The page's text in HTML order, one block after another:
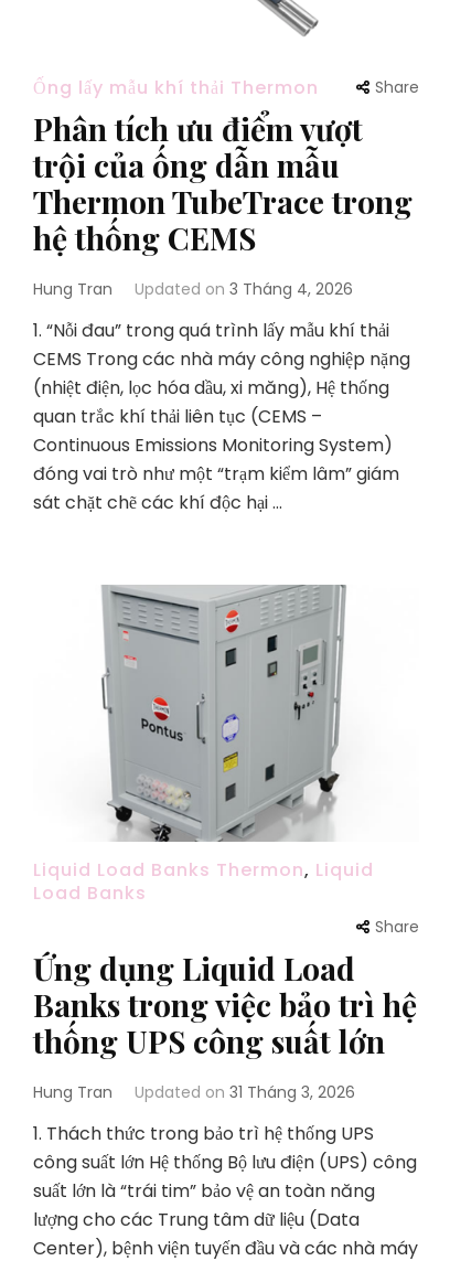
Ống lấy mẫu khí thải Thermon Share
Phân tích ưu điểm vượt
trội của ống dẫn mẫu
Thermon TubeTrace trong
hệ thống CEMS
Hung Tran Updated on 3 Tháng 4, 2026
1. “Nỗi đau” trong quá trình lấy mẫu khí thải
CEMS Trong các nhà máy công nghiệp nặng
(nhiệt điện, lọc hóa dầu, xi măng), Hệ thống
quan trắc khí thải liên tục (CEMS –
Continuous Emissions Monitoring System)
đóng vai trò như một “trạm kiểm lâm” giám
sát chặt chẽ các khí độc hại …
Liquid Load Banks Thermon, Liquid
Load Banks
Share
Ứng dụng Liquid Load
Banks trong việc bảo trì hệ
thống UPS công suất lớn
Hung Tran Updated on 31 Tháng 3, 2026
1. Thách thức trong bảo trì hệ thống UPS
công suất lớn Hệ thống Bộ lưu điện (UPS) công
suất lớn là “trái tim” bảo vệ an toàn năng
lượng cho các Trung tâm dữ liệu (Data
Center), bệnh viện tuyến đầu và các nhà máy